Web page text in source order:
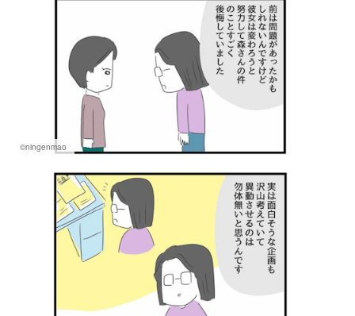
©ningenmao